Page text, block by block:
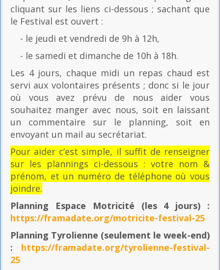
cliquant sur les liens ci-dessous ; sachant que
le Festival est ouvert :
- le jeudi et vendredi de 9h à 12h,
- le samedi et dimanche de 10h à 18h.
Les 4 jours, chaque midi un repas chaud est
servi aux volontaires présents ; donc si le jour
où vous avez prévu de nous aider vous
souhaitez manger avec nous, soit en laissant
un commentaire sur le planning, soit en
envoyant un mail au secrétariat.
Pour aider c’est simple, il suffit de renseigner
sur les plannings ci-dessous : votre nom &
prénom, et un numéro de téléphone où vous
joindre.
Planning Espace Motricité (les 4 jours) :
https://framadate.org/motricite-festival-25
Planning Tyrolienne (seulement le week-end)
: https://framadate.org/tyrolienne-festival-
25